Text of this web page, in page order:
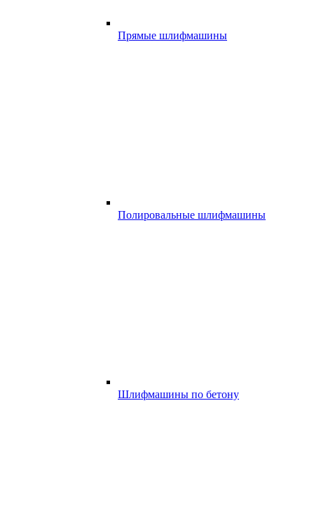
Прямые шлифмашины
Полировальные шлифмашины
Шлифмашины по бетону